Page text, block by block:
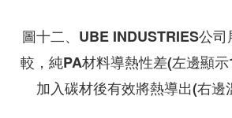
圖十二、UBE INDUSTRIES公
較，純PA材料導熱性差(左邊顯
加入碳材後有效將熱導出(右邊